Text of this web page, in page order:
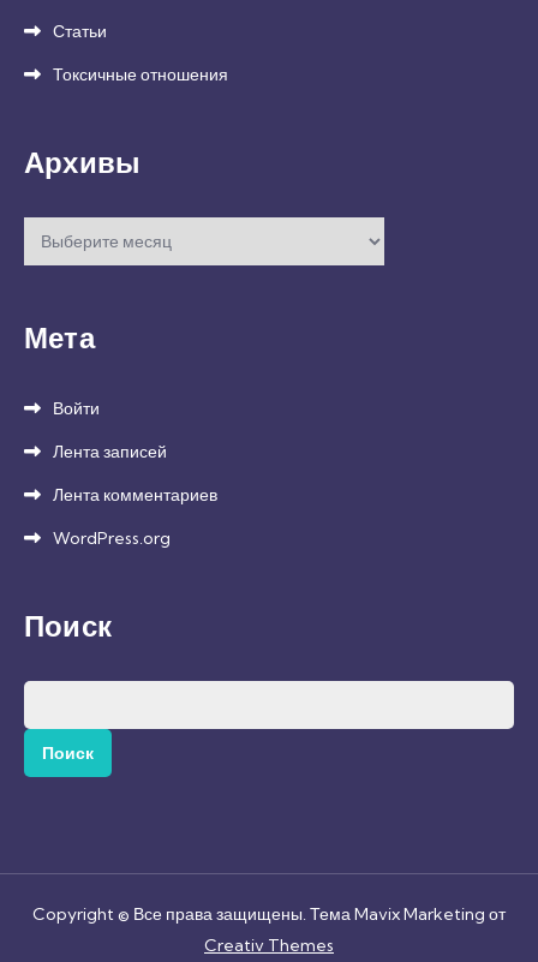
Статьи
Токсичные отношения
Архивы
Архивы
Мета
Войти
Лента записей
Лента комментариев
WordPress.org
Поиск
Copyright © Все права защищены. Тема Mavix Marketing от
Creativ Themes